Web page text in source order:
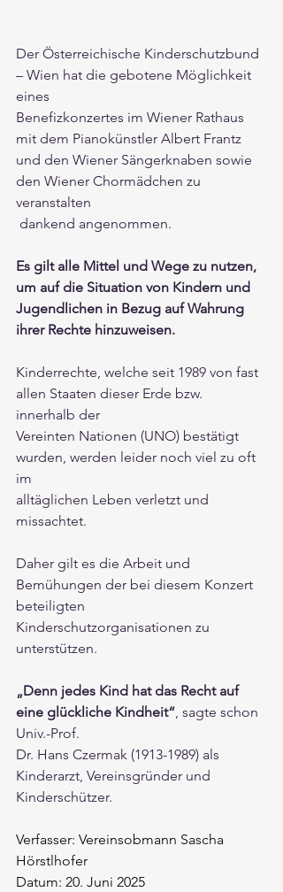
Der Österreichische Kinderschutzbund
– Wien hat die gebotene Möglichkeit
eines
Benefizkonzertes im Wiener Rathaus
mit dem Pianokünstler Albert Frantz
und den Wiener Sängerknaben sowie
den Wiener Chormädchen zu
veranstalten
dankend angenommen.
Es gilt alle Mittel und Wege zu nutzen,
um auf die Situation von Kindern und
Jugendlichen in Bezug auf Wahrung
ihrer Rechte hinzuweisen.
Kinderrechte, welche seit 1989 von fast
allen Staaten dieser Erde bzw.
innerhalb der
Vereinten Nationen (UNO) bestätigt
wurden, werden leider noch viel zu oft
im
alltäglichen Leben verletzt und
missachtet.
Daher gilt es die Arbeit und
Bemühungen der bei diesem Konzert
beteiligten
Kinderschutzorganisationen zu
unterstützen.
„Denn jedes Kind hat das Recht auf
eine glückliche Kindheit“, sagte schon
Univ.-Prof.
Dr. Hans Czermak (1913-1989) als
Kinderarzt, Vereinsgründer und
Kinderschützer.
Verfasser: Vereinsobmann Sascha
Hörstlhofer
Datum: 20. Juni 2025